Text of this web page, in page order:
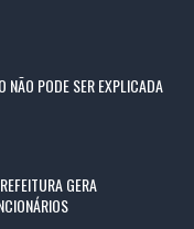
NÃO PODE SER EXPLICADA
GERA